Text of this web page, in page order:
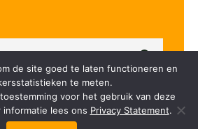
de site goed te laten functioneren en
te meten.
voor het gebruik van deze
informatie lees ons Privacy Statement.